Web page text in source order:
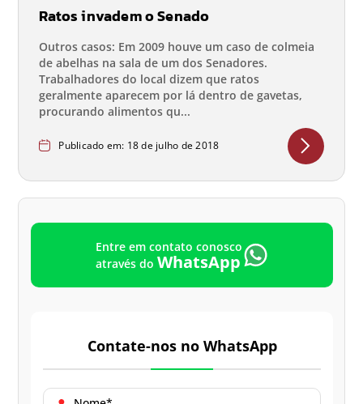
Ratos invadem o Senado
Outros casos: Em 2009 houve um caso de colmeia
de abelhas na sala de um dos Senadores.
Trabalhadores do local dizem que ratos
geralmente aparecem por lá dentro de gavetas,
procurando alimentos qu...
Publicado em: 18 de julho de 2018
Entre em contato conosco
através do WhatsApp
Contate-nos no WhatsApp